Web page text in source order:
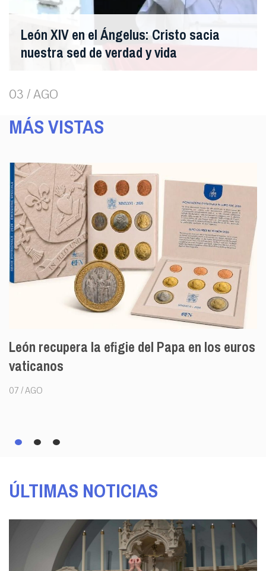
León XIV en el Ángelus: Cristo sacia
nuestra sed de verdad y vida
03 / AGO
MÁS VISTAS
la efigie del Papa en los eurosEl
ÚLTIMAS NOTICIAS